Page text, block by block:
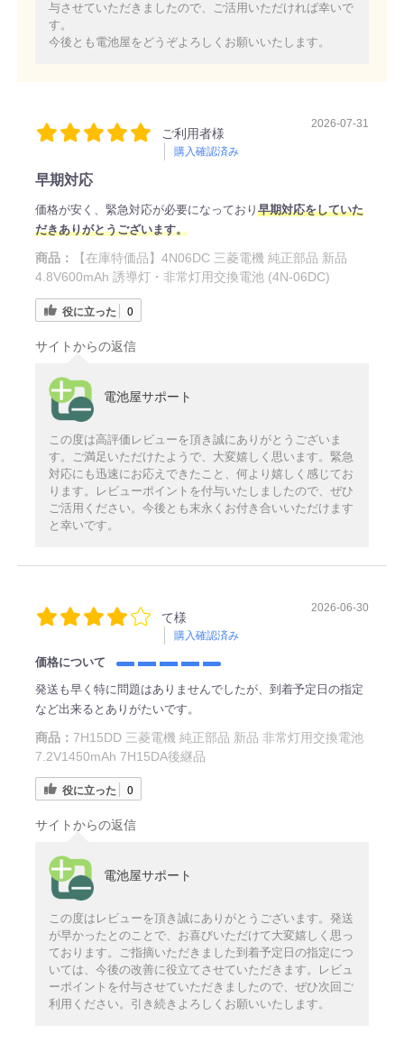
与させていただきましたので、ご活用いただければ幸いで
す。
今後とも電池屋をどうぞよろしくお願いいたします。
ご利用者様
購入確認済み
2026-07-31
早期対応
価格が安く、緊急対応が必要になっており 早期対応をしていた
だきありがとうございます。
商品：
【在庫特価品】4N06DC 三菱電機 純正部品 新品
4.8V600mAh 誘導灯・非常灯用交換電池 (4N-06DC)
役に立った 0
サイトからの返信
電池屋サポート
この度は高評価レビューを頂き誠にありがとうございま
す。ご満足いただけたようで、大変嬉しく思います。緊急
対応にも迅速にお応えできたこと、何より嬉しく感じてお
ります。レビューポイントを付与いたしましたので、ぜひ
ご活用ください。今後とも末永くお付き合いいただけます
と幸いです。
て様
購入確認済み
2026-06-30
価格について
発送も早く特に問題はありませんでしたが、到着予定日の指定
など出来るとありがたいです。
商品： 7H15DD 三菱電機 純正部品 新品 非常灯用交換電池
7.2V1450mAh 7H15DA後継品
役に立った 0
サイトからの返信
電池屋サポート
この度はレビューを頂き誠にありがとうございます。発送
が早かったとのことで、お喜びいただけて大変嬉しく思っ
ております。ご指摘いただきました到着予定日の指定につ
いては、今後の改善に役立てさせていただきます。レビュ
ーポイントを付与させていただきましたので、ぜひ次回ご
利用ください。引き続きよろしくお願いいたします。